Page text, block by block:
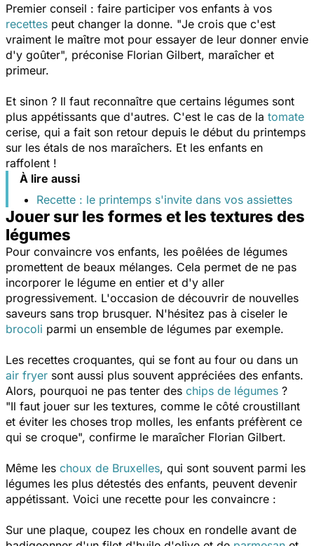
Premier conseil : faire participer vos enfants à vos
recettes peut changer la donne. "Je crois que c'est
vraiment le maître mot pour essayer de leur donner envie
d'y goûter", préconise Florian Gilbert, maraîcher et
primeur.
Et sinon ? Il faut reconnaître que certains légumes sont
plus appétissants que d'autres. C'est le cas de la tomate
cerise, qui a fait son retour depuis le début du printemps
sur les étals de nos maraîchers. Et les enfants en
raffolent !
À lire aussi
Recette : le printemps s'invite dans vos assiettes
Jouer sur les formes et les textures des
légumes
Pour convaincre vos enfants, les poêlées de légumes
promettent de beaux mélanges. Cela permet de ne pas
incorporer le légume en entier et d'y aller
progressivement. L'occasion de découvrir de nouvelles
saveurs sans trop brusquer. N'hésitez pas à ciseler le
brocoli parmi un ensemble de légumes par exemple.
Les recettes croquantes, qui se font au four ou dans un
air fryer sont aussi plus souvent appréciées des enfants.
Alors, pourquoi ne pas tenter des chips de légumes ?
"Il faut jouer sur les textures, comme le côté croustillant
et éviter les choses trop molles, les enfants préfèrent ce
qui se croque", confirme le maraîcher Florian Gilbert.
Même les choux de Bruxelles, qui sont souvent parmi les
légumes les plus détestés des enfants, peuvent devenir
appétissant. Voici une recette pour les convaincre :
Sur une plaque, coupez les choux en rondelle avant de